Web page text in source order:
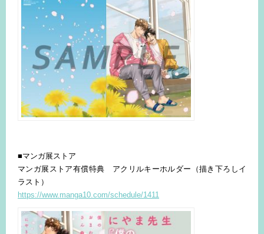
■マンガ展ストア
マンガ展ストア有償特典 アクリルキーホルダー（描き下ろしイ
ラスト）
https://www.manga10.com/schedule/1411